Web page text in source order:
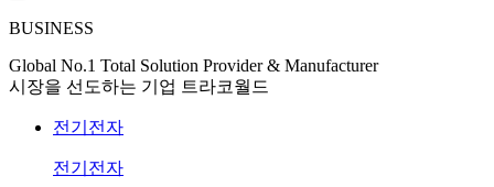
BUSINESS
Global No.1 Total Solution Provider & Manufacturer
시장을 선도하는 기업 트라코월드
전기전자
전기전자